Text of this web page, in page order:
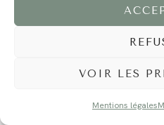
VOIR LES
Mentions légales
©2024 EI Magali Selvi - Photographe Famille et